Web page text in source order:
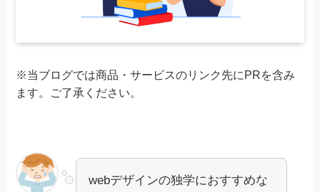
※当ブログでは商品・サービスのリンク先にPRを含み
ます。
ご了承ください。
webデザインの独学におすすめな